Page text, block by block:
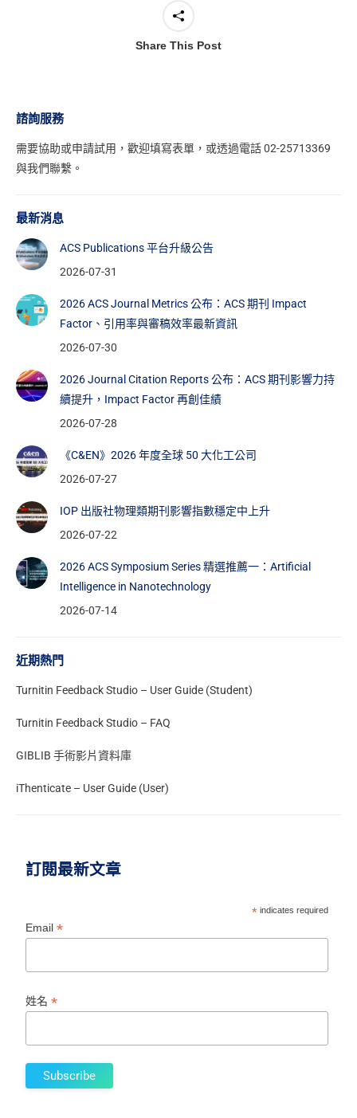
Share This Post
諮詢服務
需要協助或申請試用， 歡迎填寫表單 ，或透過電話 02-25713369
與我們聯繫。
最新消息
ACS Publications 平台升級公告
2026-07-31
2026 ACS Journal Metrics 公布：ACS 期刊 Impact
Factor、引用率與審稿效率最新資訊
2026-07-30
2026 Journal Citation Reports 公布：ACS 期刊影響力持
續提升，Impact Factor 再創佳績
2026-07-28
《C&EN》2026 年度全球 50 大化工公司
2026-07-27
IOP 出版社物理類期刊影響指數穩定中上升
2026-07-22
2026 ACS Symposium Series 精選推薦一：Artificial
Intelligence in Nanotechnology
2026-07-14
近期熱門
Turnitin Feedback Studio – User Guide (Student)
Turnitin Feedback Studio – FAQ
GIBLIB 手術影片資料庫
iThenticate – User Guide (User)
訂閱最新文章
* indicates required
Email*
姓名*